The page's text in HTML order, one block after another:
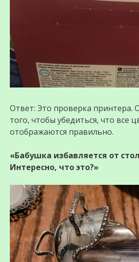
Ответ: Это проверка принтера.
того, чтобы убедиться, что все
отображаются правильно.
«Бабушка избавляется от
Интересно, что это?»